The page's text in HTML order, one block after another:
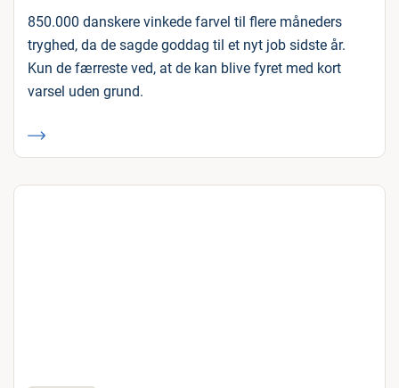
850.000 danskere vinkede farvel til flere måneders
tryghed, da de sagde goddag til et nyt job sidste år.
Kun de færreste ved, at de kan blive fyret med kort
varsel uden grund.